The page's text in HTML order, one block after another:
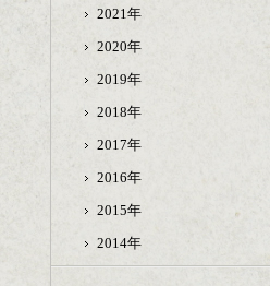
2021年
2020年
2019年
2018年
2017年
2016年
2015年
2014年